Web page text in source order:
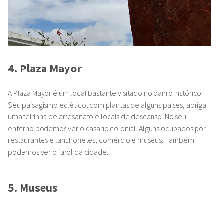
4. Plaza Mayor
A Plaza Mayor é um local bastante visitado no bairro histórico.
Seu paisagismo eclético, com plantas de alguns países, abriga
uma feirinha de artesanato e locais de descanso. No seu
entorno podemos ver o casario colonial. Alguns ocupados por
restaurantes e lanchonetes, comércio e museus. Também
podemos ver o farol da cidade.
5. Museus